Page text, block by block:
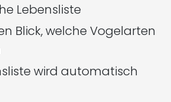
Lebensliste
Blick, welche Vogelarten
wird automatisch